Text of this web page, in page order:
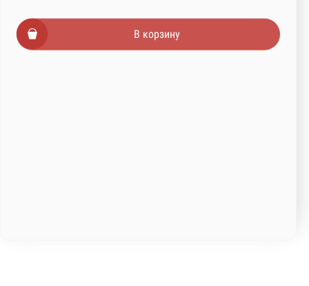
В корзину